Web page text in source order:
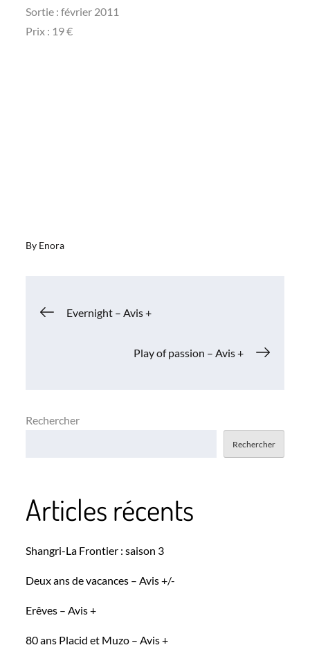
Sortie : février 2011
Prix : 19 €
By Enora
Navigation
Evernight – Avis +
Play of passion – Avis +
Rechercher
Rechercher
Articles récents
Shangri-La Frontier : saison 3
Deux ans de vacances – Avis +/-
Erêves – Avis +
80 ans Placid et Muzo – Avis +